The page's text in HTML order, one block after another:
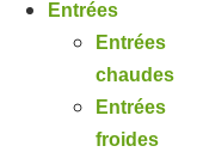
Entrées
Entrées
chaudes
Entrées
froides